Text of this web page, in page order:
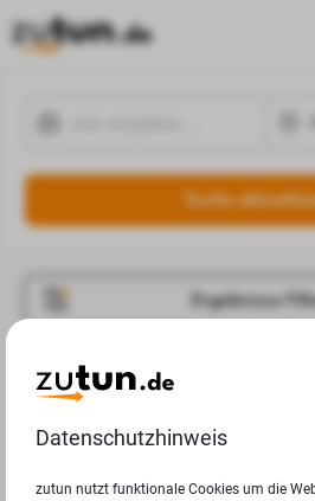
Suche
Ergebnisse
Jobangebote
Ergebnisse.
Datenschutzhinweis
zutun nutzt funktionale Cookies um die